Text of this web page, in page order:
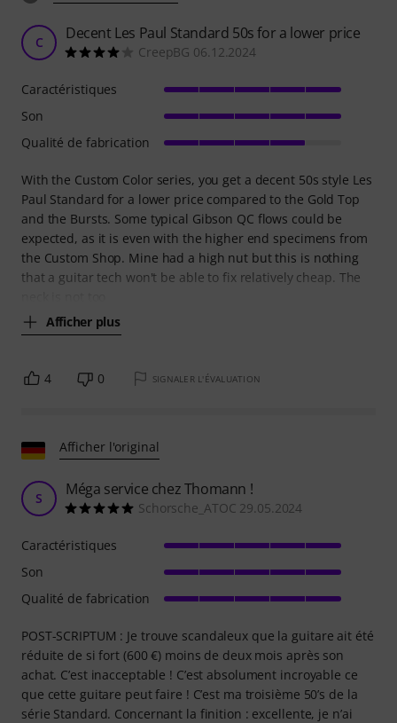
C Decent Les Paul Standard 50s for a lower price
CreepBG 06.12.2024
With the Custom Color series, you get a decent 50s style Les
Paul Standard for a lower price compared to the Gold Top
and the Bursts. Some typical Gibson QC flows could be
expected, as it is even with the higher end specimens from
the Custom Shop. Mine had a high nut but this is nothing
that a guitar tech won't be able to fix relatively cheap. The
Afficher plus
Caractéristiques
Son
Qualité de fabrication
4 0 SIGNALER L'ÉVALUATION
Afficher l'original
S Méga service chez Thomann !
Schorsche_ATOC 29.05.2024
POST-SCRIPTUM : Je trouve scandaleux que la guitare ait été
réduite de si fort (600 €) moins de deux mois après son
achat. C’est inacceptable ! C’est absolument incroyable ce
que cette guitare peut faire ! C’est ma troisième 50’s de la
série Standard. Concernant la finition : excellente, je n’ai
Caractéristiques
Son
Qualité de fabrication